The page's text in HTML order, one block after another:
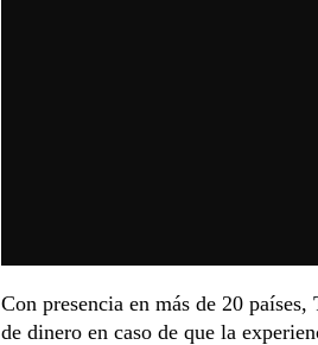
Con presencia en más de 20 países,
de dinero en caso de que la